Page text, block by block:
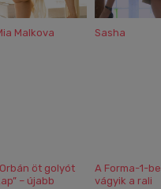
Malkova Sasha
öt golyót
– újabb
A Forma-1-be
vágyik a rali